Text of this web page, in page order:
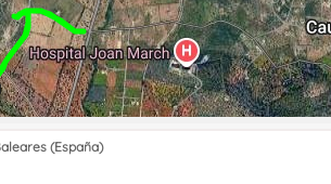
(España)